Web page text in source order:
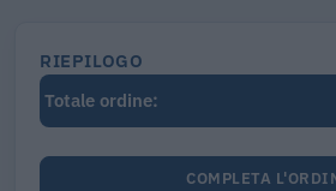
RIEPILOGO
Totale ordine:
COMPLETA